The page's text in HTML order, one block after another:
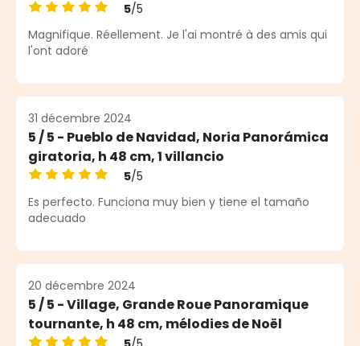
Note moyenne de 5 sur 5 étoiles
5/5
Magnifique. Réellement. Je l'ai montré à des amis qui
l'ont adoré
31 décembre 2024
5 / 5 - Pueblo de Navidad, Noria Panorámica
giratoria, h 48 cm, 1 villancio
Note moyenne de 5 sur 5 étoiles
5/5
Es perfecto. Funciona muy bien y tiene el tamaño
adecuado
20 décembre 2024
5 / 5 - Village, Grande Roue Panoramique
tournante, h 48 cm, mélodies de Noël